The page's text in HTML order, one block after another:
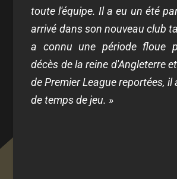
toute l'équipe. Il a eu un été
arrivé dans son nouveau club
a connu une période floue
décès de la reine d'Angleterre
de Premier League reportées, il
de temps de jeu. »